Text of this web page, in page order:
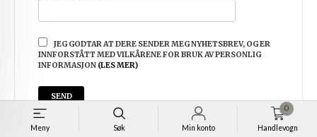
Meny Søk Min konto Handlevogn
0
COMFY FRINDGE CARDIGAN I DEILIG
JEG GODTAR AT DERE SENDER MEG NYHETSBREV, OG ER
INNFORSTÅTT MED VILKÅRENE FOR BRUK AV PERSONLIG
INFORMASJON (LES MER)